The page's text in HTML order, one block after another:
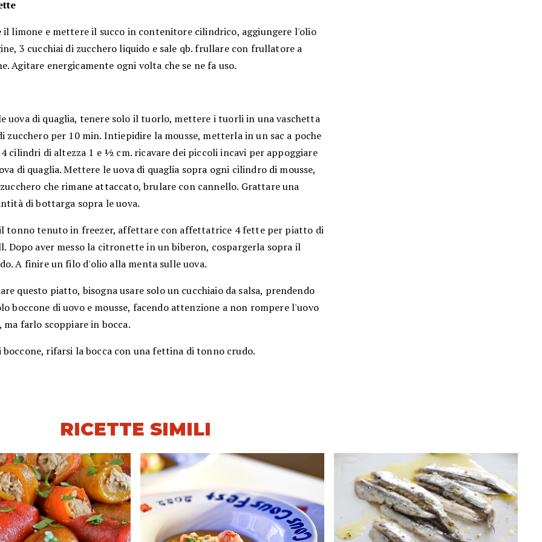
limone e mettere il succo in contenitore cilindrico, aggiungere l'olio
3 cucchiai di zucchero liquido e sale qb. frullare con frullatore a
Agitare energicamente ogni volta che se ne fa uso.
uova di quaglia, tenere solo il tuorlo, mettere i tuorli in una vaschetta
zucchero per 10 min. Intiepidire la mousse, metterla in un sac a poche
cilindri di altezza 1 e ½ cm. ricavare dei piccoli incavi per appoggiare
di quaglia. Mettere le uova di quaglia sopra ogni cilindro di mousse,
che rimane attaccato, brulare con cannello. Grattare una
di bottarga sopra le uova.
tonno tenuto in freezer, affettare con affettatrice 4 fette per piatto di
Dopo aver messo la citronette in un biberon, cospargerla sopra il
A finire un filo d'olio alla menta sulle uova.
questo piatto, bisogna usare solo un cucchiaio da salsa, prendendo
boccone di uovo e mousse, facendo attenzione a non rompere l'uovo
farlo scoppiare in bocca.
boccone, rifarsi la bocca con una fettina di tonno crudo.
RICETTE SIMILI